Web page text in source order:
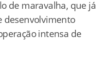
de maravalha, que já
desenvolvimento
intensa de